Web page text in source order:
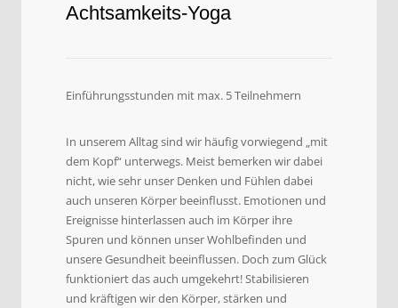
Achtsamkeits-Yoga
Einführungsstunden mit max. 5 Teilnehmern
In unserem Alltag sind wir häufig vorwiegend „mit
dem Kopf“ unterwegs. Meist bemerken wir dabei
nicht, wie sehr unser Denken und Fühlen dabei
auch unseren Körper beeinflusst. Emotionen und
Ereignisse hinterlassen auch im Körper ihre
Spuren und können unser Wohlbefinden und
unsere Gesundheit beeinflussen. Doch zum Glück
funktioniert das auch umgekehrt! Stabilisieren
und kräftigen wir den Körper, stärken und